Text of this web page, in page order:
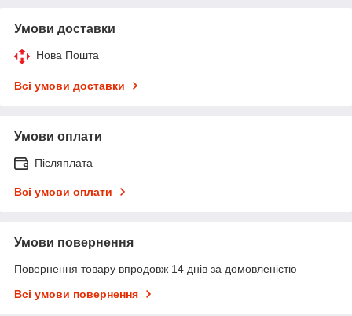
Умови доставки
Нова Пошта
Всі умови доставки
Умови оплати
Післяплата
Всі умови оплати
Умови повернення
Повернення товару впродовж 14 днів за домовленістю
Всі умови повернення